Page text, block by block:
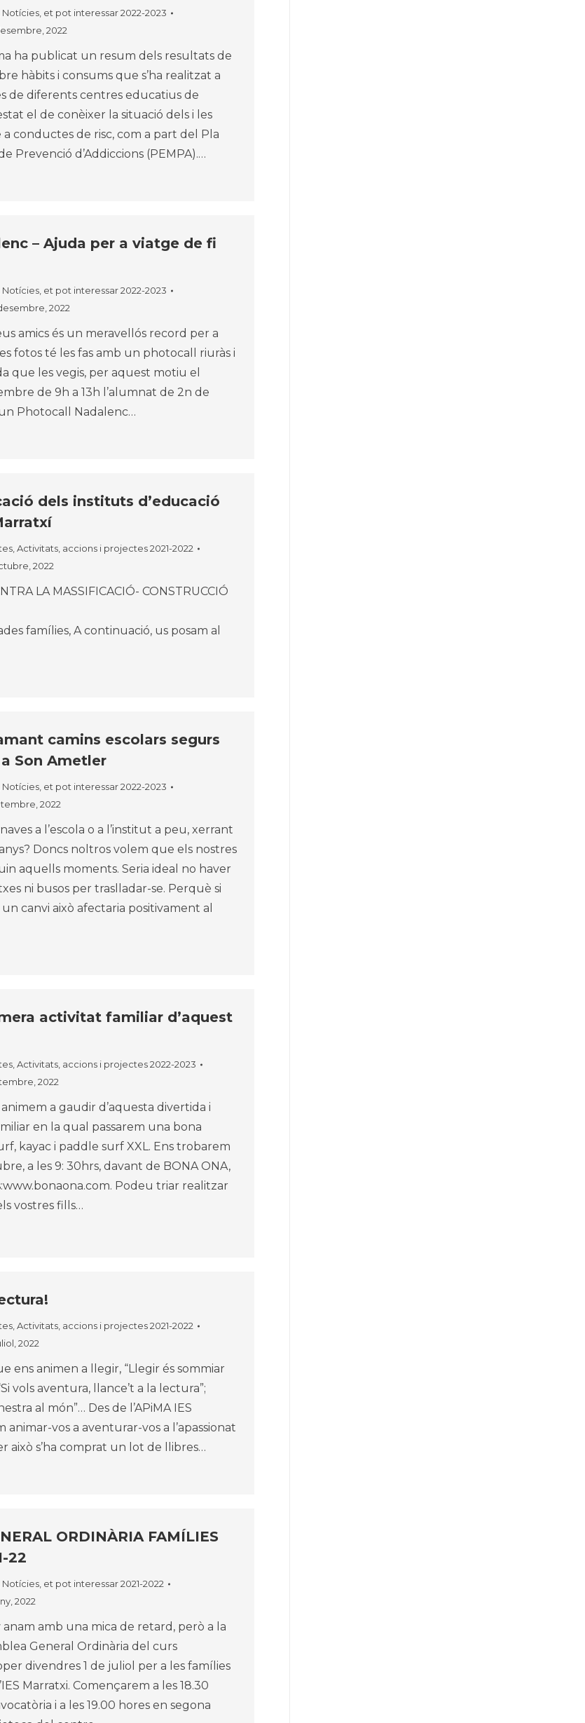
Notícies, et pot interessar 2022-2023
2022
ha publicat un resum dels resultats de
hàbits i consums que s’ha realitzat a
de diferents centres educatius de
el de conèixer la situació dels i les
conductes de risc, com a part del Pla
Prevenció d’Addiccions (PEMPA).…
– Ajuda per a viatge de fi
Notícies, et pot interessar 2022-2023
2022
amics és un meravellós record per a
fotos té les fas amb un photocall riuràs i
que les vegis, per aquest motiu el
de 9h a 13h l’alumnat de 2n de
Photocall Nadalenc…
dels instituts d’educació
, Activitats, accions i projectes 2021-2022
2022
LA MASSIFICACIÓ- CONSTRUCCIÓ
MARRATXI
famílies, A continuació, us posam al
camins escolars segurs
Son Ametler
Notícies, et pot interessar 2022-2023
2022
a l’escola o a l’institut a peu, xerrant
Doncs noltros volem que els nostres
aquells moments. Seria ideal no haver
ni busos per traslladar-se. Perquè si
canvi això afectaria positivament al
activitat familiar d’aquest
, Activitats, accions i projectes 2022-2023
2022
a gaudir d’aquesta divertida i
en la qual passarem una bona
kayac i paddle surf XXL. Ens trobarem
a les 9: 30hrs, davant de BONA ONA,
Podeu triar realitzar
vostres fills…
,Activitats, accions i projectes 2021-2022
2022
ens animen a llegir, “Llegir és sommiar
vols aventura, llance’t a la lectura”;
al món”… Des de l’APiMA IES
vos a aventurar-vos a l’apassionat
això s’ha comprat un lot de llibres…
ORDINÀRIA FAMÍLIES
22
Notícies, et pot interessar 2021-2022
2022
amb una mica de retard, però a la
General Ordinària del curs
divendres 1 de juliol per a les famílies
Marratxi. Començarem a les 18.30
i a les 19.00 hores en segona